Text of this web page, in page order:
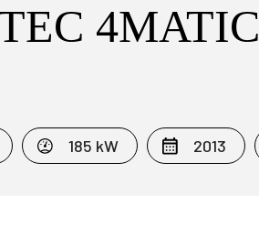
4MATIC
185 kW 2013